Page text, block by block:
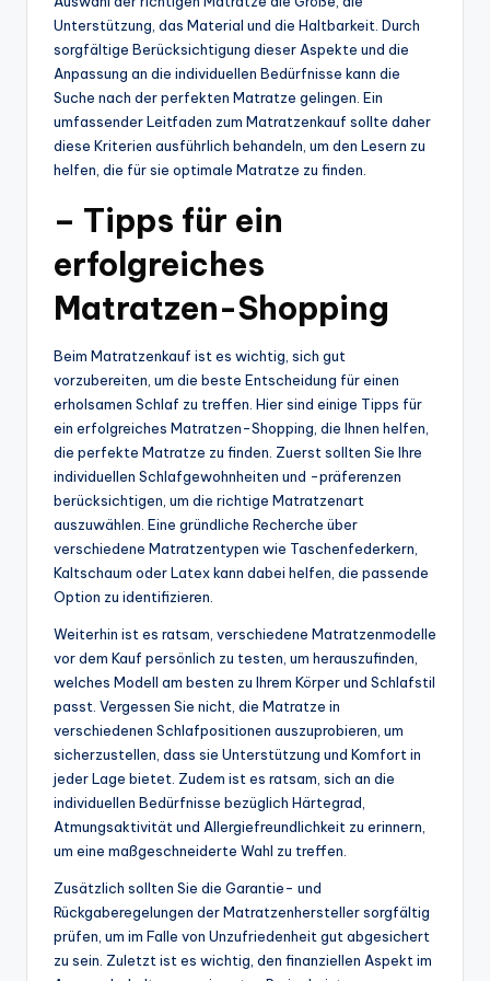
Unterstützung, das Material und die Haltbarkeit. Durch
sorgfältige Berücksichtigung dieser Aspekte und die
Anpassung an die individuellen Bedürfnisse kann die
Suche nach der perfekten Matratze gelingen. Ein
umfassender Leitfaden zum Matratzenkauf sollte daher
diese Kriterien ausführlich behandeln, um den Lesern zu
helfen, die für sie optimale Matratze zu finden.
– Tipps für ein
erfolgreiches
Matratzen-Shopping
Beim Matratzenkauf ist es wichtig, sich gut
vorzubereiten, um die beste Entscheidung für einen
erholsamen Schlaf zu treffen. Hier sind einige Tipps für
ein erfolgreiches Matratzen-Shopping, die Ihnen helfen,
die perfekte Matratze zu finden. Zuerst sollten Sie Ihre
individuellen Schlafgewohnheiten und -präferenzen
berücksichtigen, um die richtige Matratzenart
auszuwählen. Eine gründliche Recherche über
verschiedene Matratzentypen wie Taschenfederkern,
Kaltschaum oder Latex kann dabei helfen, die passende
Option zu identifizieren.
Weiterhin ist es ratsam, verschiedene Matratzenmodelle
vor dem Kauf persönlich zu testen, um herauszufinden,
welches Modell am besten zu Ihrem Körper und Schlafstil
passt. Vergessen Sie nicht, die Matratze in
verschiedenen Schlafpositionen auszuprobieren, um
sicherzustellen, dass sie Unterstützung und Komfort in
jeder Lage bietet. Zudem ist es ratsam, sich an die
individuellen Bedürfnisse bezüglich Härtegrad,
Atmungsaktivität und Allergiefreundlichkeit zu erinnern,
um eine maßgeschneiderte Wahl zu treffen.
Zusätzlich sollten Sie die Garantie- und
Rückgaberegelungen der Matratzenhersteller sorgfältig
prüfen, um im Falle von Unzufriedenheit gut abgesichert
zu sein. Zuletzt ist es wichtig, den finanziellen Aspekt im